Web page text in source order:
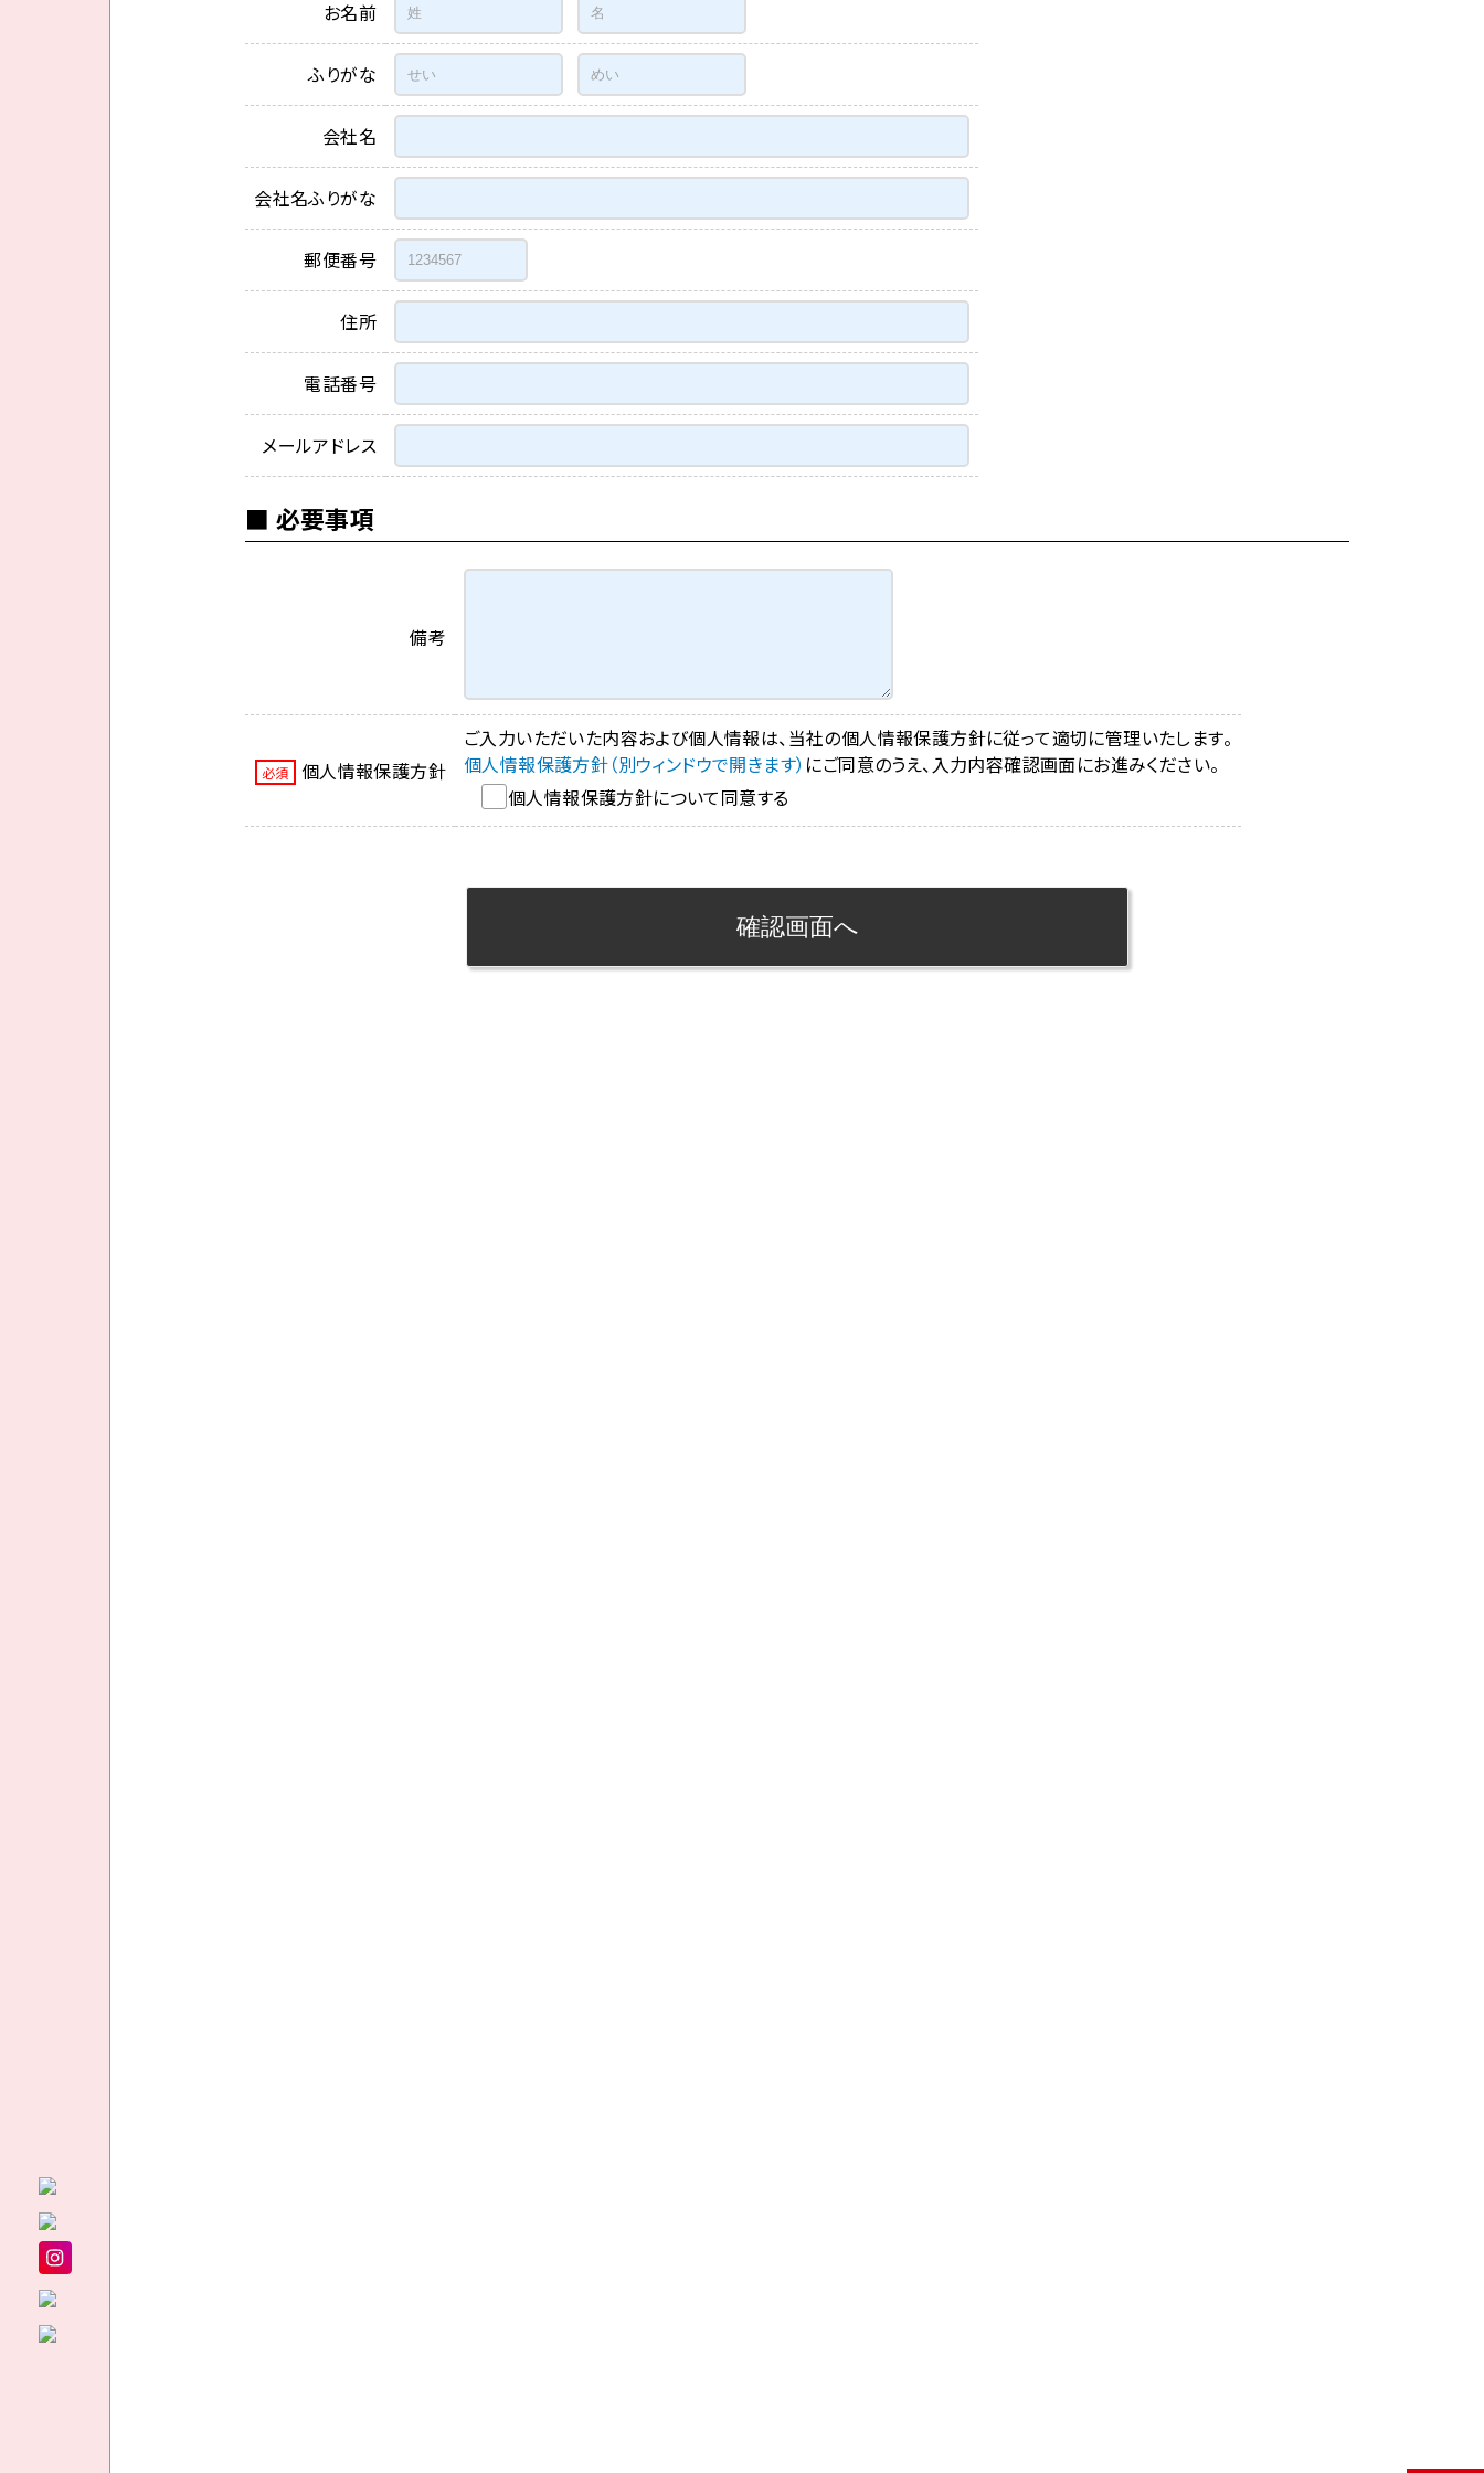
お名前
ふりがな
会社名
会社名ふりがな
郵便番号
住所
電話番号
メールアドレス
必要事項
備考
必須 個人情報保護方針
ご入力いただいた内容および個人情報は、当社の個人情報保護方針に従って適切に管理いたします。
個人情報保護方針（別ウィンドウで開きます） にご同意のうえ、入力内容確認画面にお進みください。
個人情報保護方針について同意する